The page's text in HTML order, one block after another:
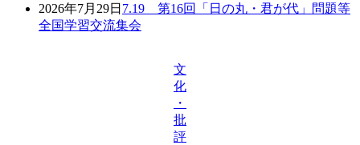
2026年7月29日 7.19 第16回「日の丸・君が代」問題等
全国学習交流集会
文
化
・
批
評